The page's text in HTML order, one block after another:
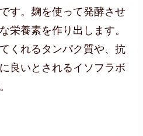
す。麹を使って発酵させ
栄養素を作り出します。
くれるタンパク質や、抗
良いとされるイソフラボ